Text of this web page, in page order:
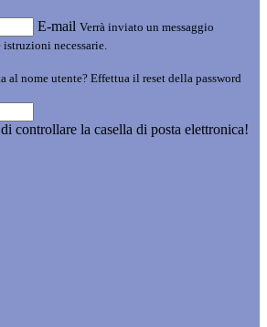
E-mail Verrà inviato un messaggio
necessarie.
al nome utente? Effettua il reset della password
controllare la casella di posta elettronica!